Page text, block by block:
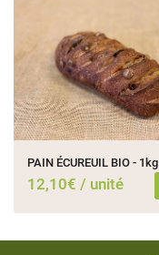
PAIN ÉCUREUIL BIO - 1kg
12,10€ / unité